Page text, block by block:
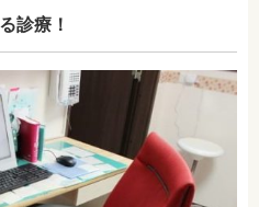
診療！